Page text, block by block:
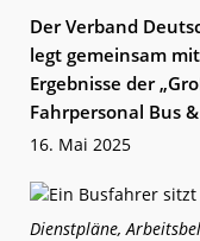
Der Verband
legt gemeinsam
Ergebnisse der
Fahrpersonal Bus
16. Mai 2025
Dienstpläne,